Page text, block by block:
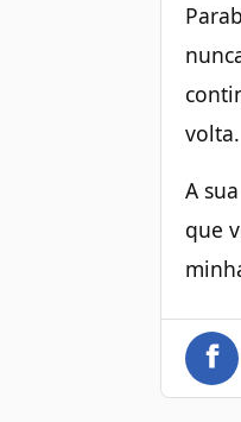
volta.
A
que